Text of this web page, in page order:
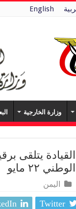
English
وزارة الخارجية
يتلقى
٢٢ مايو
اليمن
Twitter